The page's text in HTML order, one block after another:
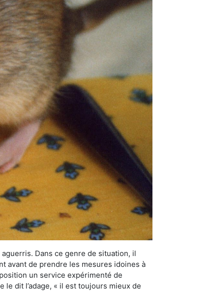
Dans ce genre de situation, il
avant de prendre les mesures idoines à
un service expérimenté de
dit l’adage, « il est toujours mieux de